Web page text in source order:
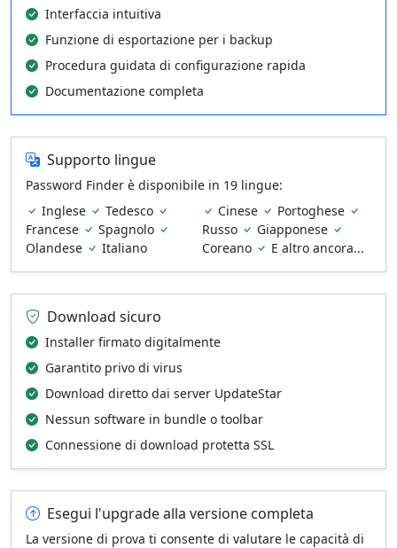
Interfaccia intuitiva
Funzione di esportazione per i backup
Procedura guidata di configurazione rapida
Documentazione completa
Supporto lingue
Password Finder è disponibile in 19 lingue:
Inglese
Tedesco
Francese
Spagnolo
Olandese
Italiano
Cinese
Portoghese
Russo
Giapponese
Coreano
E altro ancora...
Download sicuro
Installer firmato digitalmente
Garantito privo di virus
Download diretto dai server UpdateStar
Nessun software in bundle o toolbar
Connessione di download protetta SSL
Esegui l'upgrade alla versione completa
La versione di prova ti consente di valutare le capacità di